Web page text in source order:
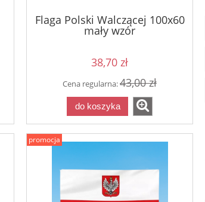
Flaga Polski Walczącej 100x60
mały wzór
38,70 zł
Cena regularna:43,00 zł
do koszyka
promocja